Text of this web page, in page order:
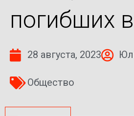
погибших
28 августа, 2023
Общество